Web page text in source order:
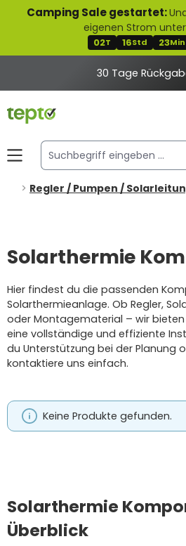
springen
Camping Sale gestartet:
eigenen Strom
02T 16Std 23Min
30 Tage
Regler / Pumpen /
Solarthermie
Hier findest du die passenden
Solarthermieanlage. Ob Regler,
oder Montagematerial – wir
eine vollständige und effiziente
du Unterstützung bei der Planung
kontaktiere uns einfach.
Keine Produkte gefunden.
Solarthermie
Überblick